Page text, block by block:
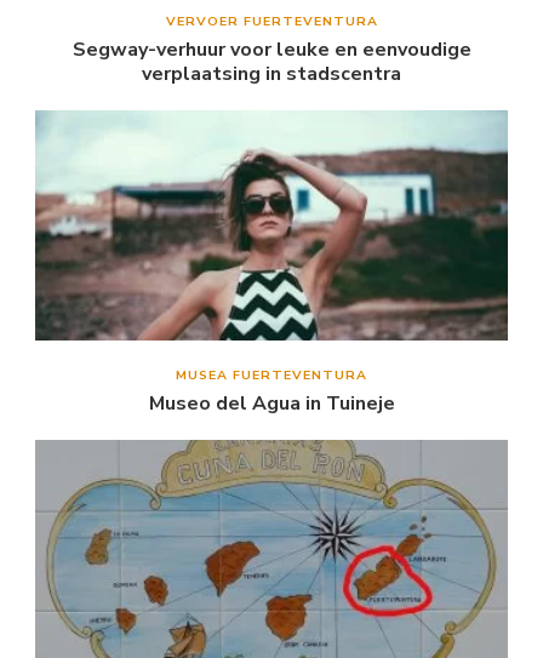
VERVOER FUERTEVENTURA
Segway-verhuur voor leuke en eenvoudige
verplaatsing in stadscentra
MUSEA FUERTEVENTURA
Museo del Agua in Tuineje